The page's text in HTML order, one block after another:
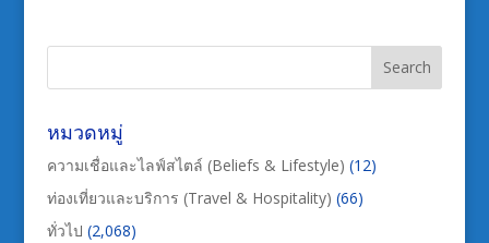
หมวดหมู่
ความเชื่อและไลฟ์สไตล์ (Beliefs & Lifestyle) (12)
ท่องเที่ยวและบริการ (Travel & Hospitality) (66)
ทั่วไป (2,068)